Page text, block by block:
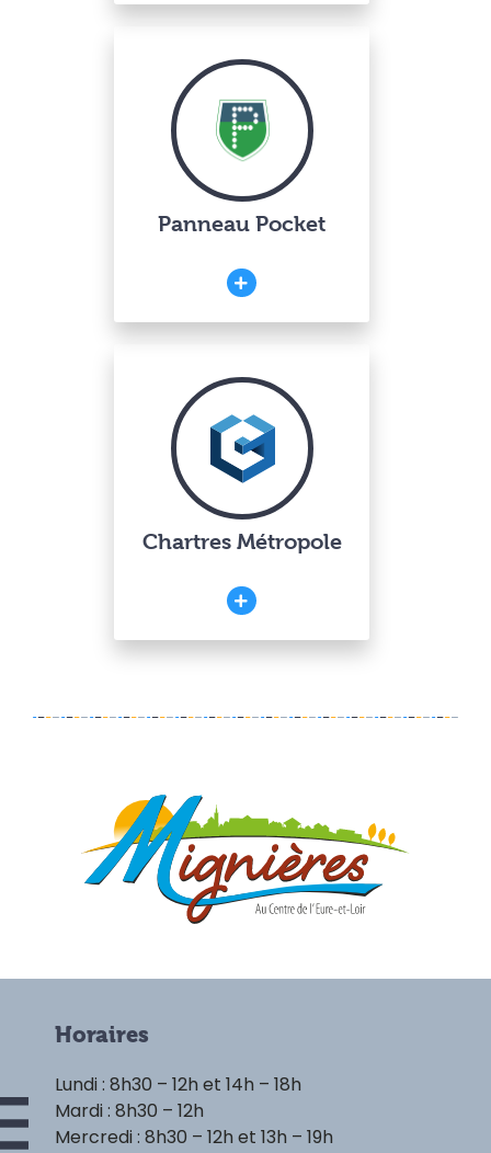
Panneau Pocket
Chartres Métropole
Horaires
Lundi : 8h30 – 12h et 14h – 18h
Mardi : 8h30 – 12h
Mercredi : 8h30 – 12h et 13h – 19h